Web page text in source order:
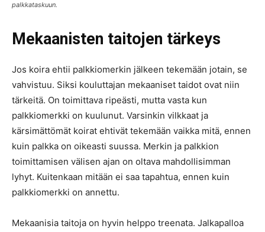
palkkataskuun.
Mekaanisten taitojen tärkeys
Jos koira ehtii palkkiomerkin jälkeen tekemään jotain, se
vahvistuu. Siksi kouluttajan mekaaniset taidot ovat niin
tärkeitä. On toimittava ripeästi, mutta vasta kun
palkkiomerkki on kuulunut. Varsinkin vilkkaat ja
kärsimättömät koirat ehtivät tekemään vaikka mitä, ennen
kuin palkka on oikeasti suussa. Merkin ja palkkion
toimittamisen välisen ajan on oltava mahdollisimman
lyhyt. Kuitenkaan mitään ei saa tapahtua, ennen kuin
palkkiomerkki on annettu.
Mekaanisia taitoja on hyvin helppo treenata. Jalkapalloa